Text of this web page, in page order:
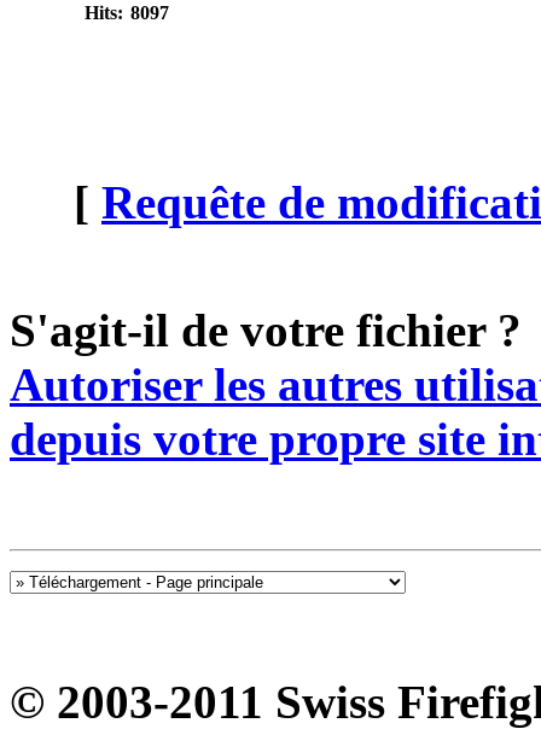
Hits: 8097
[ Requête de
S'agit-il de votre fichier ?
Autoriser les autres
depuis votre propre site
© 2003-2011 Swiss